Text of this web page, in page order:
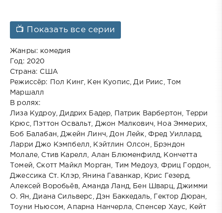
📺 Показать все серии
Жанры: комедия
Год: 2020
Страна: США
Режиссёр: Пол Кинг, Кен Куопис, Ди Риис, Том
Маршалл
В ролях:
Лиза Кудроу, Дидрих Бадер, Патрик Варбертон, Терри
Крюс, Пэттон Освальт, Джон Малкович, Ноа Эммерих,
Боб Балабан, Джейн Линч, Дон Лейк, Фред Уиллард,
Ларри Джо Кэмпбелл, Кэйтлин Олсон, Брэндон
Молале, Стив Карелл, Алан Блюменфилд, Кончетта
Томей, Скотт Майкл Морган, Тим Медоуз, Фриц Гордон,
Джессика Ст. Клэр, Янина Гаванкар, Крис Гезерд,
Алексей Воробьёв, Аманда Ланд, Бен Шварц, Джимми
О. Ян, Диана Сильверс, Дэн Баккедаль, Гектор Дюран,
Тоуни Ньюсом, Апарна Нанчерла, Спенсер Хаус, Кейт